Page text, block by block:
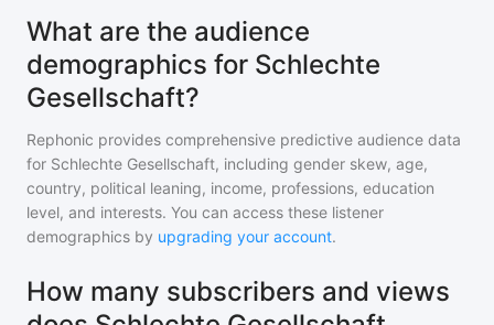
What are the audience
demographics for Schlechte
Gesellschaft?
Rephonic provides comprehensive predictive audience data
for Schlechte Gesellschaft, including gender skew, age,
country, political leaning, income, professions, education
level, and interests. You can access these listener
demographics by upgrading your account.
How many subscribers and views